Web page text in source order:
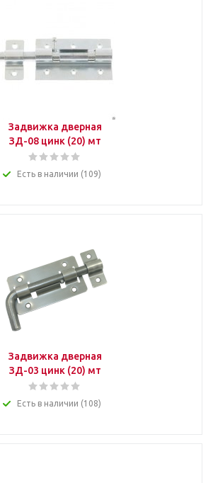
Задвижка дверная
ЗД-08 цинк (20) мт
Есть в наличии (109)
Задвижка дверная
ЗД-03 цинк (20) мт
Есть в наличии (108)